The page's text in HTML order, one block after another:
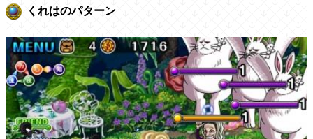
くれはのパターン